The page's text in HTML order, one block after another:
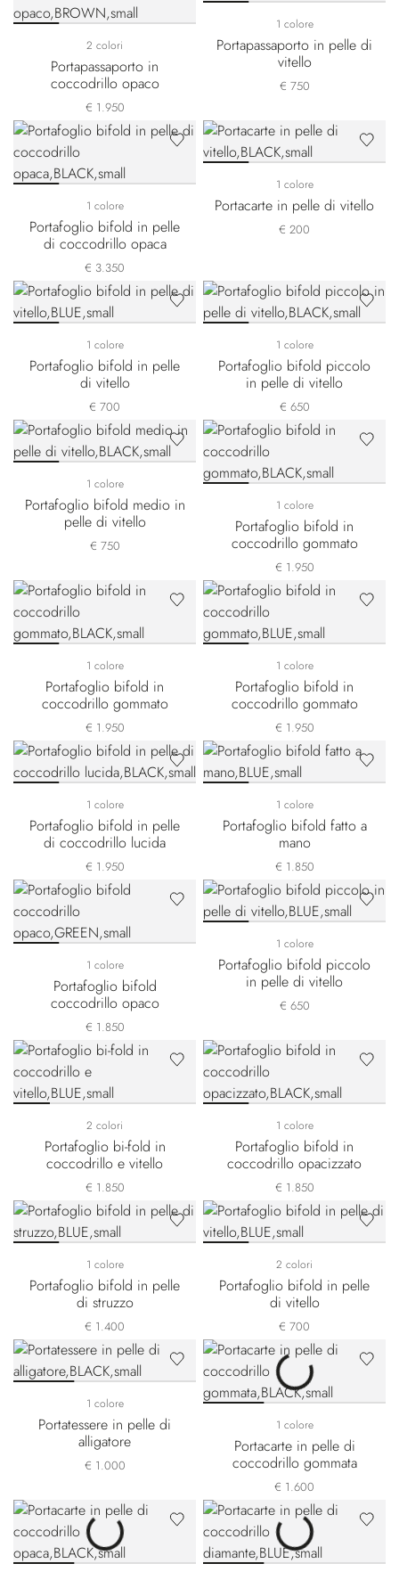
2 colori
Portapassaporto in
coccodrillo opaco
€ 1.950
1 colore
Portapassaporto in pelle di
vitello
€ 750
1 colore
Portafoglio bifold in pelle
di coccodrillo opaca
€ 3.350
1 colore
Portacarte in pelle di vitello
€ 200
1 colore
Portafoglio bifold in pelle
di vitello
€ 700
1 colore
Portafoglio bifold piccolo
in pelle di vitello
€ 650
1 colore
Portafoglio bifold medio in
pelle di vitello
€ 750
1 colore
Portafoglio bifold in
coccodrillo gommato
€ 1.950
1 colore
Portafoglio bifold in
coccodrillo gommato
€ 1.950
1 colore
Portafoglio bifold in
coccodrillo gommato
€ 1.950
1 colore
Portafoglio bifold in pelle
di coccodrillo lucida
€ 1.950
1 colore
Portafoglio bifold fatto a
mano
€ 1.850
1 colore
Portafoglio bifold
coccodrillo opaco
€ 1.850
1 colore
Portafoglio bifold piccolo
in pelle di vitello
€ 650
2 colori
Portafoglio bi-fold in
coccodrillo e vitello
€ 1.850
1 colore
Portafoglio bifold in
coccodrillo opacizzato
€ 1.850
1 colore
Portafoglio bifold in pelle
di struzzo
€ 1.400
2 colori
Portafoglio bifold in pelle
di vitello
€ 700
1 colore
Portatessere in pelle di
alligatore
€ 1.000
1 colore
Portacarte in pelle di
coccodrillo gommata
€ 1.600